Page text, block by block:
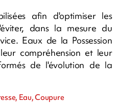
afin d'optimiser les
dans la mesure du
Eaux de la Possession
compréhension et leur
de l'évolution de la
Eau, Coupure